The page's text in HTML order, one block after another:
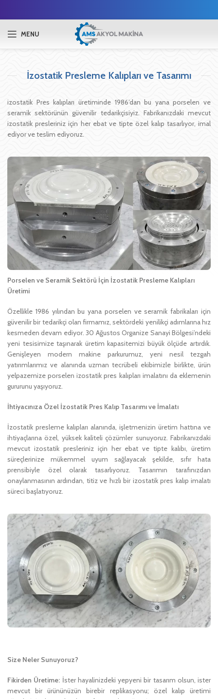
MENU
İzostatik Presleme Kalıpları ve Tasarımı
izostatik Pres kalıpları üretiminde 1986’dan bu yana porselen ve
seramik sektörünün güvenilir tedarikçisiyiz. Fabrikanızdaki mevcut
izostatik presleriniz için her ebat ve tipte özel kalıp tasarlıyor, imal
ediyor ve teslim ediyoruz.
Porselen ve Seramik Sektörü İçin İzostatik Presleme Kalıpları
Üretimi
Özellikle 1986 yılından bu yana porselen ve seramik fabrikaları için
güvenilir bir tedarikçi olan firmamız, sektördeki yenilikçi adımlarına hız
kesmeden devam ediyor. 30 Ağustos Organize Sanayi Bölgesi’ndeki
yeni tesisimize taşınarak üretim kapasitemizi büyük ölçüde artırdık.
Genişleyen modern makine parkurumuz, yeni nesil tezgah
yatırımlarımız ve alanında uzman tecrübeli ekibimizle birlikte, ürün
yelpazemize porselen izostatik pres kalıpları imalatını da eklemenin
gururunu yaşıyoruz.
İhtiyacınıza Özel İzostatik Pres Kalıp Tasarımı ve İmalatı
İzostatik presleme kalıpları alanında, işletmenizin üretim hattına ve
ihtiyaçlarına özel, yüksek kaliteli çözümler sunuyoruz. Fabrikanızdaki
mevcut izostatik presleriniz için her ebat ve tipte kalıbı, üretim
süreçlerinize mükemmel uyum sağlayacak şekilde, sıfır hata
prensibiyle özel olarak tasarlıyoruz. Tasarımın tarafınızdan
onaylanmasının ardından, titiz ve hızlı bir izostatik pres kalıp imalatı
süreci başlatıyoruz.
Size Neler Sunuyoruz?
Fikirden Üretime: İster hayalinizdeki yepyeni bir tasarım olsun, ister
mevcut bir ürününüzün birebir replikasyonu; özel kalıp üretimi